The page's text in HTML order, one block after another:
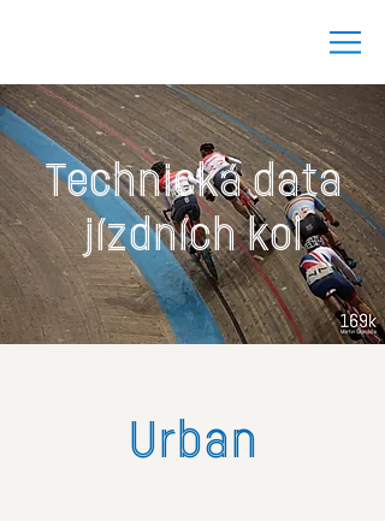
jízdních kol
Technická data
Urban